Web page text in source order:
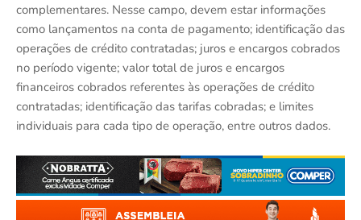
complementares. Nesse campo, devem estar informações
como lançamentos na conta de pagamento; identificação das
operações de crédito contratadas; juros e encargos cobrados
no período vigente; valor total de juros e encargos
financeiros cobrados referentes às operações de crédito
contratadas; identificação das tarifas cobradas; e limites
individuais para cada tipo de operação, entre outros dados.